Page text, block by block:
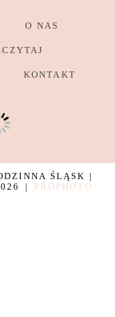
O NAS
KONTAKT
ŚLĄSK |
|
PROPHOTO